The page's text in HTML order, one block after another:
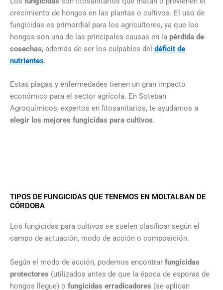
crecimiento de hongos en las plantas o cultivos. El uso de
fungicidas es primordial para los agricultores, ya que los
hongos son una de las principales causas en la pérdida de
cosechas; además de ser los culpables del déficit de
nutrientes.
Estas plagas y enfermedades tienen un gran impacto
económico para el sector agrícola. En Soteban
Agroquímicos, expertos en fitosanitarios, te ayudamos a
elegir los mejores fungicidas para cultivos.
TIPOS DE FUNGICIDAS QUE TENEMOS EN MOLTALBAN DE
CÓRDOBA
Los fungicidas para cultivos se suelen clasificar según el
campo de actuación, modo de acción o composición.
Según el modo de acción, podemos encontrar fungicidas
protectores (utilizados antes de que la época de esporas de
hongos llegue) o fungicidas erradicadores (se aplican